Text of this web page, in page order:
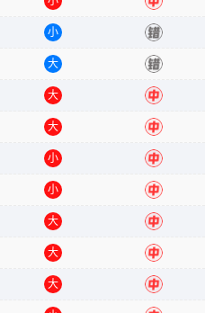
小 错
大 错
大 中
大 中
小 中
小 中
大 中
大 中
大 中